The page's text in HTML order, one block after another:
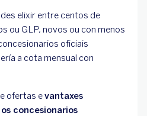
elixir entre centos de
ou GLP, novos ou con menos
oficiais
a cota mensual con
ofertas evantaxes
concesionarios